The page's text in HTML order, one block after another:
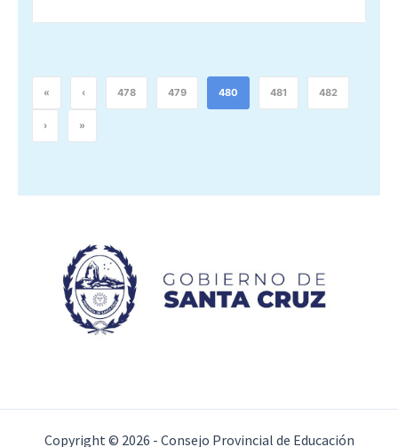
« ‹ 478 479 480 481 482
› »
Copyright © 2026 - Consejo Provincial de Educación